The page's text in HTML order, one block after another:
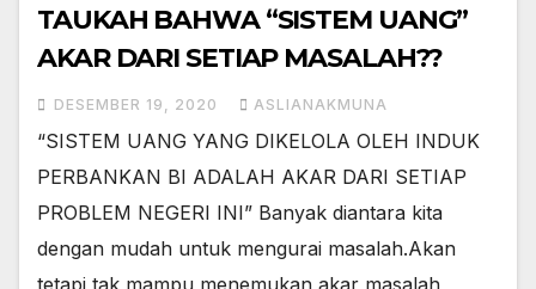
TAUKAH BAHWA “SISTEM UANG”
AKAR DARI SETIAP MASALAH??
DESEMBER 19, 2020 ASLIANAKMUNA
“SISTEM UANG YANG DIKELOLA OLEH INDUK
PERBANKAN BI ADALAH AKAR DARI SETIAP
PROBLEM NEGERI INI” Banyak diantara kita
dengan mudah untuk mengurai masalah.Akan